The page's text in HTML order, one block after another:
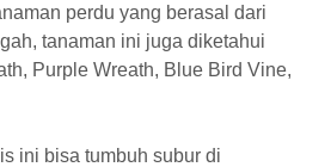
perdu yang berasal dari
tanaman ini juga diketahui
Purple Wreath, Blue Bird Vine,
ini bisa tumbuh subur di